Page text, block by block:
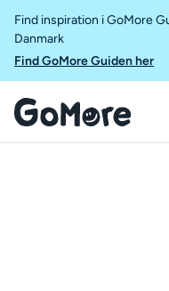
Find inspiration i GoMore
Danmark
Find GoMore Guiden her